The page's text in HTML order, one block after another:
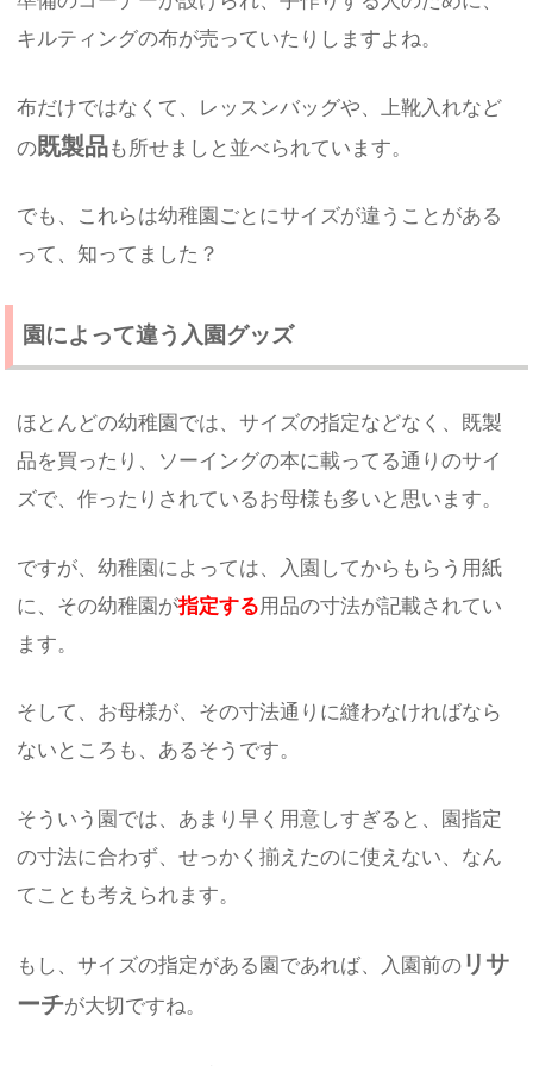
キルティングの布が売っていたりしますよね。
布だけではなくて、レッスンバッグや、上靴入れなど
の既製品も所せましと並べられています。
でも、これらは幼稚園ごとにサイズが違うことがある
って、知ってました？
園によって違う入園グッズ
ほとんどの幼稚園では、サイズの指定などなく、既製
品を買ったり、ソーイングの本に載ってる通りのサイ
ズで、作ったりされているお母様も多いと思います。
ですが、幼稚園によっては、入園してからもらう用紙
に、その幼稚園が指定する用品の寸法が記載されてい
ます。
そして、お母様が、その寸法通りに縫わなければなら
ないところも、あるそうです。
そういう園では、あまり早く用意しすぎると、園指定
の寸法に合わず、せっかく揃えたのに使えない、なん
てことも考えられます。
もし、サイズの指定がある園であれば、入園前の リサ
ーチが大切ですね。